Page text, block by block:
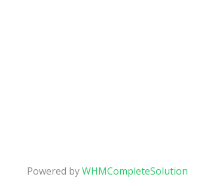
Powered byWHMCompleteSolution